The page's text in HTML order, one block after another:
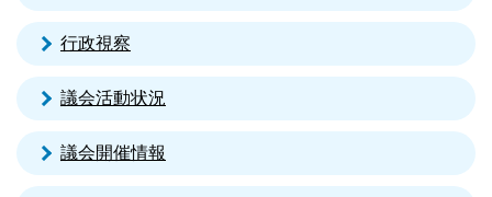
行政視察
議会活動状況
議会開催情報